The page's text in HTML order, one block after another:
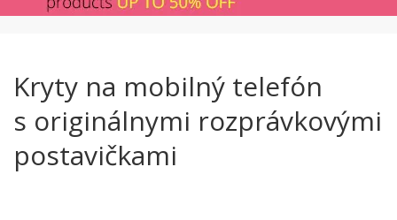
Kryty na mobilný telefón
s originálnymi rozprávkovými
postavičkami